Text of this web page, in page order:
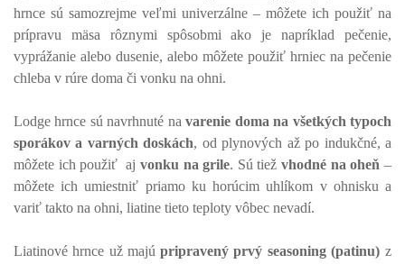
hrnce sú samozrejme veľmi univerzálne – môžete ich použiť na
prípravu mäsa rôznymi spôsobmi ako je napríklad pečenie,
vyprážanie alebo dusenie, alebo môžete použiť hrniec na pečenie
chleba v rúre doma či vonku na ohni.
Lodge hrnce sú navrhnuté na varenie doma na všetkých typoch
sporákov a varných doskách, od plynových až po indukčné, a
môžete ich použiť aj vonku na grile. Sú tiež vhodné na oheň –
môžete ich umiestniť priamo ku horúcim uhlíkom v ohnisku a
variť takto na ohni, liatine tieto teploty vôbec nevadí.
Liatinové hrnce už majú pripravený prvý seasoning (patinu) z